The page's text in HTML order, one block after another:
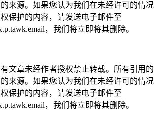
来源。如果您认为我们在未经许可的情况
保护的内容，请发送电子邮件至
，我们将立即将其删除。
文章未经作者授权禁止转载。所有引用的
来源。如果您认为我们在未经许可的情况
保护的内容，请发送电子邮件至
，我们将立即将其删除。